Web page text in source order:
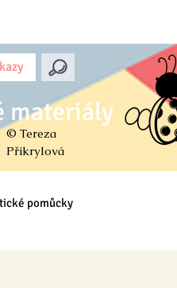
materiály
© Tereza
Přikrylová
pomůcky